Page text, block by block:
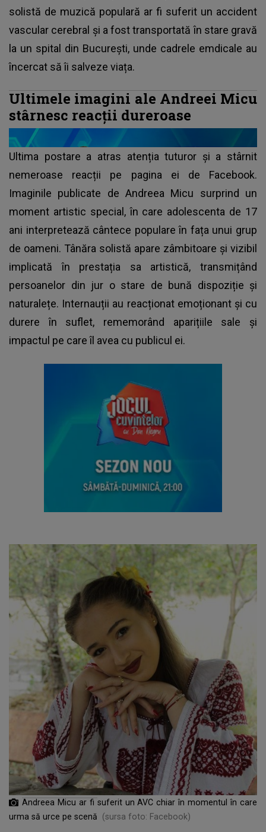
solistă de muzică populară ar fi suferit un accident
vascular cerebral și a fost transportată în stare gravă
la un spital din București, unde cadrele emdicale au
încercat să îi salveze viața.
Ultimele imagini ale Andreei Micu
stârnesc reacții dureroase
Ultima postare a atras atenția tuturor și a stârnit
nemeroase reacții pe pagina ei de Facebook.
Imaginile publicate de Andreea Micu surprind un
moment artistic special, în care adolescenta de 17
ani interpretează cântece populare în fața unui grup
de oameni. Tânăra solistă apare zâmbitoare și vizibil
implicată în prestația sa artistică, transmițând
persoanelor din jur o stare de bună dispoziție și
naturalețe. Internauții au reacționat emoționant și cu
durere în suflet, rememorând aparițiile sale și
impactul pe care îl avea cu publicul ei.
Andreea Micu ar fi suferit un AVC chiar în momentul în care
urma să urce pe scenă
(sursa foto: Facebook)